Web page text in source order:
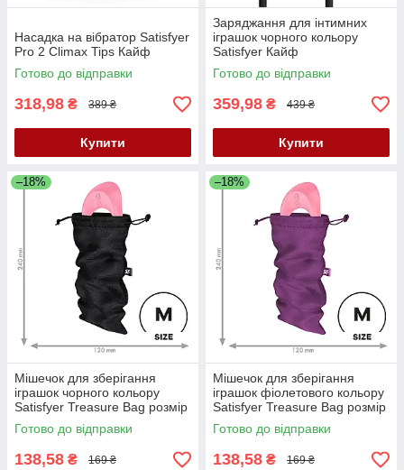
Насадка на вібратор Satisfyer
Pro 2 Climax Tips Кайф
Готово до відправки
318,98 ₴ 389 ₴
Купити
Заряджання для інтимних
іграшок чорного кольору
Satisfyer Кайф
Готово до відправки
359,98 ₴ 439 ₴
Купити
–18%
Мішечок для зберігання
іграшок чорного кольору
Satisfyer Treasure Bag розмір
M Кайф
Готово до відправки
138,58 ₴ 169 ₴
–18%
Мішечок для зберігання
іграшок фіолетового кольору
Satisfyer Treasure Bag розмір
M Кайф
Готово до відправки
138,58 ₴ 169 ₴